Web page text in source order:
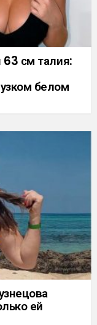
63 см талия:
белом
ей